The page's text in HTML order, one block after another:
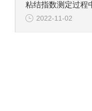
粘结指数测定过程
2022-11-02